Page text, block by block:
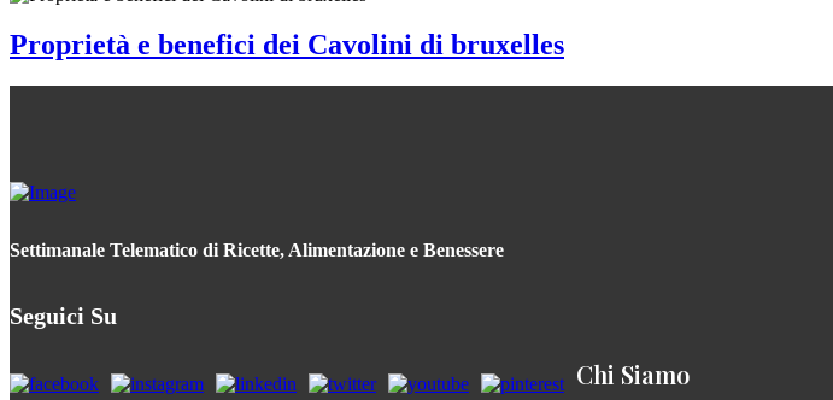
Proprietà e benefici dei Cavolini di bruxelles
Settimanale Telematico di Ricette, Alimentazione e Benessere
Seguici Su
Chi Siamo